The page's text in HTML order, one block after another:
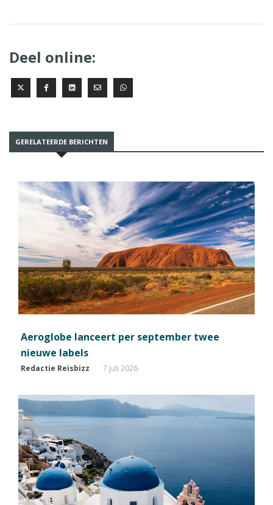
Deel online:
GERELATEERDE BERICHTEN
Aeroglobe lanceert per september twee
nieuwe labels
Redactie Reisbizz 7 juli 2026